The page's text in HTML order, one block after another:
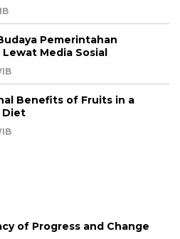
Pemerintahan
Media Sosial
Benefits of Fruits in a
Diet
of Progress and Change